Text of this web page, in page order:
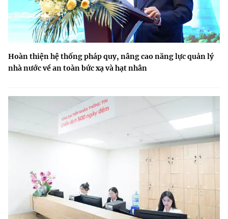
Hoàn thiện hệ thống pháp quy, nâng cao năng lực quản lý
nhà nước về an toàn bức xạ và hạt nhân